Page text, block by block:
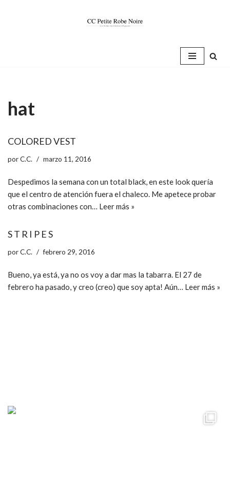
hat
COLORED VEST
porC.C. marzo 11, 2016
Despedimos la semana con un total black, en este look quería
que el centro de atención fuera el chaleco. Me apetece probar
otras combinaciones con… Leer más »
S T R I P E S
porC.C. febrero 29, 2016
Bueno, ya está, ya no os voy a dar mas la tabarra. El 27 de
febrero ha pasado, y creo (creo) que soy apta! Aún… Leer más »